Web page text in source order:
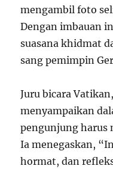
mengambil foto
Dengan imbauan
suasana khidmat
sang pemimpin
Juru bicara
menyampaikan
pengunjung harus
Ia menegaskan,
hormat, dan